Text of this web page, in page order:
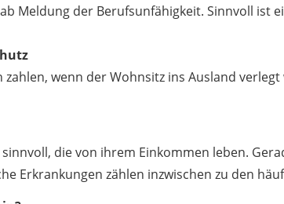
Meldung der Berufsunfähigkeit. Sinnvoll
zahlen, wenn der Wohnsitz ins Ausland verlegt
die von ihrem Einkommen leben.
Erkrankungen zählen inzwischen zu den